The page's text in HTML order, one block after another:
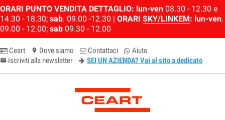
ORARI PUNTO VENDITA DETTAGLIO: lun-ven 08.30 - 12.30 e
14.30 - 18.30; sab. 09.00 -12.30 | ORARI SKY/LINKEM: lun-ven.
09.00 - 12.00; sab 09.30 - 12.00
Ceart location_on Dove siamo Contattaci Aiuto
email-newsletter
Iscriviti alla newsletter SEI UN AZIENDA? Vai al sito a dedicato